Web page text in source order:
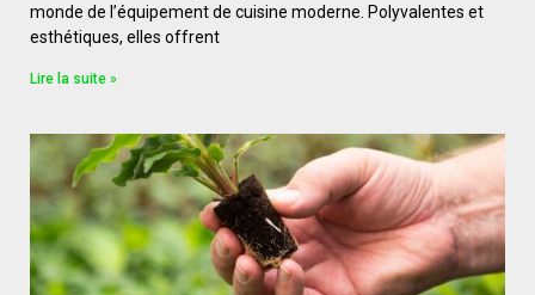
monde de l’équipement de cuisine moderne. Polyvalentes et
esthétiques, elles offrent
Lire la suite »